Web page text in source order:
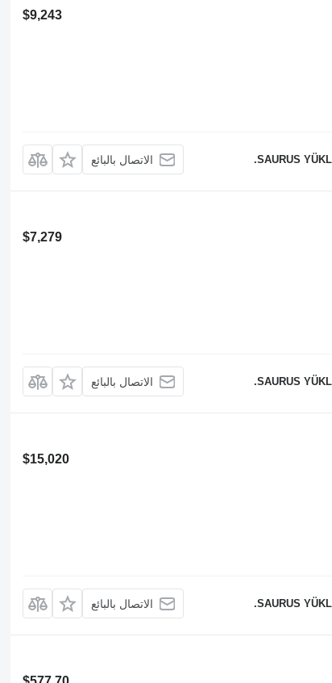
$9,243
SAURUS الاتصال بالبائع
$7,279
SAURUS الاتصال بالبائع
$15,020
SAURUS الاتصال بالبائع